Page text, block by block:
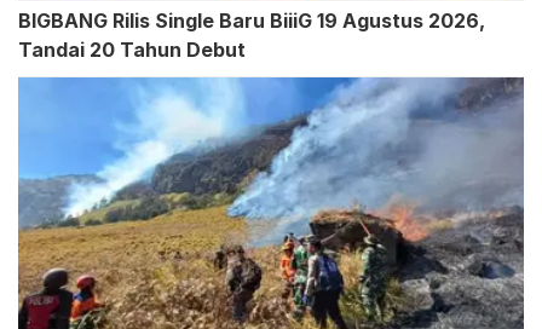
BIGBANG Rilis Single Baru BiiiG 19 Agustus 2026,
Tandai 20 Tahun Debut